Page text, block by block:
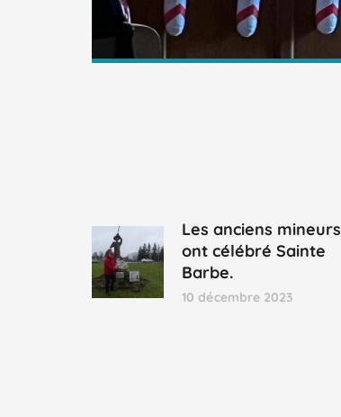
Les anciens mineurs
ont célébré Sainte
Barbe.
10 décembre 2023